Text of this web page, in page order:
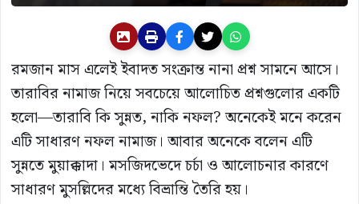
রমজান মাস এলেই ইবাদত সংক্রান্ত নানা প্রশ্ন সামনে আসে।
তারাবির নামাজ নিয়ে সবচেয়ে আলোচিত প্রশ্নগুলোর একটি
হলো—তারাবি কি সুন্নত, নাকি নফল? অনেকেই মনে করেন
এটি সাধারণ নফল নামাজ। আবার অনেকে বলেন এটি
সুন্নতে মুয়াক্কাদা। মসজিদভেদে চর্চা ও আলোচনার কারণে
সাধারণ মুসল্লিদের মধ্যে বিভ্রান্তি তৈরি হয়।